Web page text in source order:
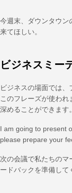
今週末、ダウンタウン
来てほしい。
ビジネスミー
ビジネスの場面では
このフレーズが使わ
深めることができます。
I am going to present
please prepare your
次の会議で私たちのマ
ードバックを準備して